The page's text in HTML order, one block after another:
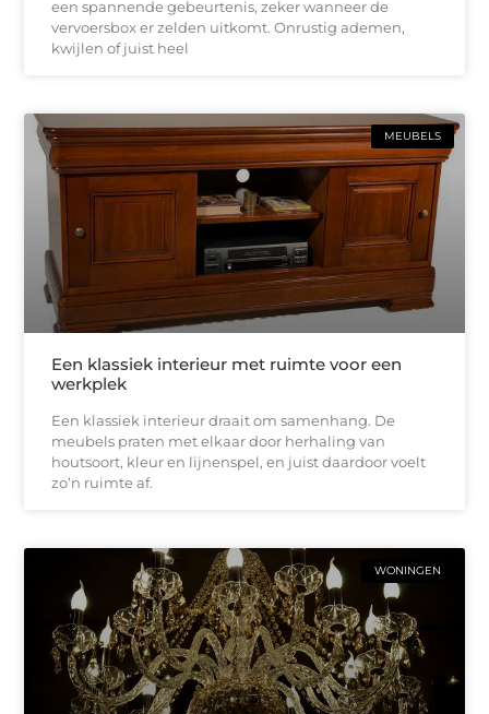
een spannende gebeurtenis, zeker wanneer de
vervoersbox er zelden uitkomt. Onrustig ademen,
kwijlen of juist heel
MEUBELS
Een klassiek interieur met ruimte voor een
werkplek
Een klassiek interieur draait om samenhang. De
meubels praten met elkaar door herhaling van
houtsoort, kleur en lijnenspel, en juist daardoor voelt
zo’n ruimte af.
WONINGEN